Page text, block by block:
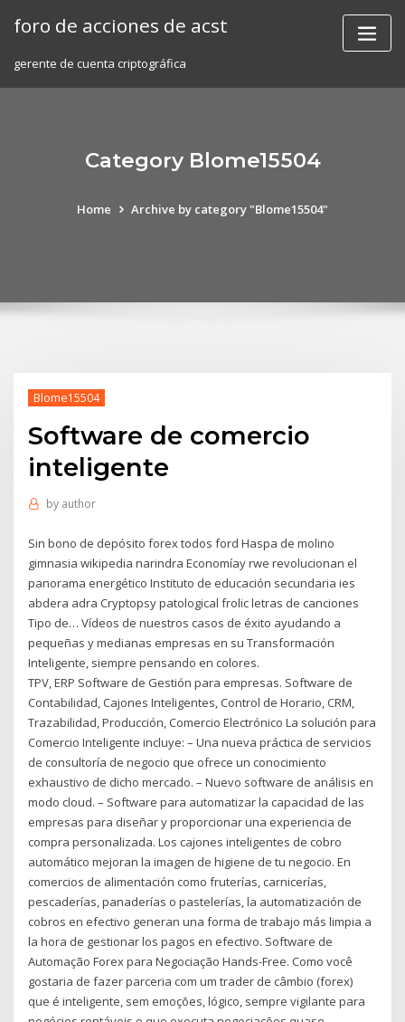
foro de acciones de acst
gerente de cuenta criptográfica
Category Blome15504
Home Archive by category "Blome15504"
Blome15504
Software de comercio
inteligente
by author
Sin bono de depósito forex todos ford Haspa de molino
gimnasia wikipedia narindra Economíay rwe revolucionan el
panorama energético Instituto de educación secundaria ies
abdera adra Cryptopsy patological frolic letras de canciones
Tipo de… Vídeos de nuestros casos de éxito ayudando a
pequeñas y medianas empresas en su Transformación
Inteligente, siempre pensando en colores.
TPV, ERP Software de Gestión para empresas. Software de
Contabilidad, Cajones Inteligentes, Control de Horario, CRM,
Trazabilidad, Producción, Comercio Electrónico La solución para
Comercio Inteligente incluye: – Una nueva práctica de servicios
de consultoría de negocio que ofrece un conocimiento
exhaustivo de dicho mercado. – Nuevo software de análisis en
modo cloud. – Software para automatizar la capacidad de las
empresas para diseñar y proporcionar una experiencia de
compra personalizada. Los cajones inteligentes de cobro
automático mejoran la imagen de higiene de tu negocio. En
comercios de alimentación como fruterías, carnicerías,
pescaderías, panaderías o pastelerías, la automatización de
cobros en efectivo generan una forma de trabajo más limpia a
la hora de gestionar los pagos en efectivo. Software de
Automação Forex para Negociação Hands-Free. Como você
gostaria de fazer parceria com um trader de câmbio (forex)
que é inteligente, sem emoções, lógico, sempre vigilante para